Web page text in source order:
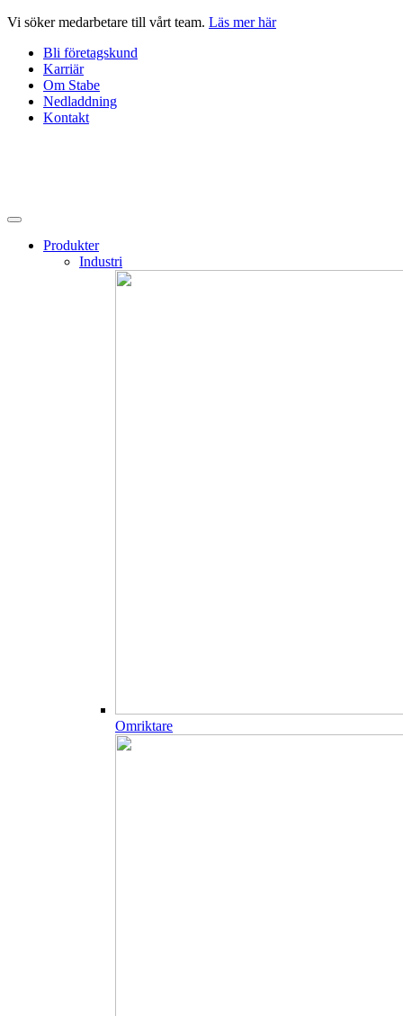
Hoppa
innehåll
Vi söker medarbetare till vårt team. Läs mer här
Bli företagskund
Karriär
Om Stabe
Nedladdning
Kontakt
Produkter
Industri
Omriktare